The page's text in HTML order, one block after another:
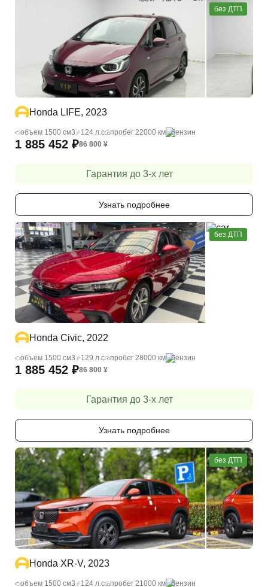
без ДТП
Honda LIFE, 2023
объем 1500 cм3 124 л.с пробег 22000 км бензин
1 885 452 ₽86 800 ¥
Гарантия до 3-х лет
Узнать подробнее
без ДТП
Honda Civic, 2022
объем 1500 cм3 129 л.с пробег 28000 км бензин
1 885 452 ₽86 800 ¥
Гарантия до 3-х лет
Узнать подробнее
без ДТП
Honda XR-V, 2023
объем 1500 cм3 124 л.с пробег 21000 км бензин